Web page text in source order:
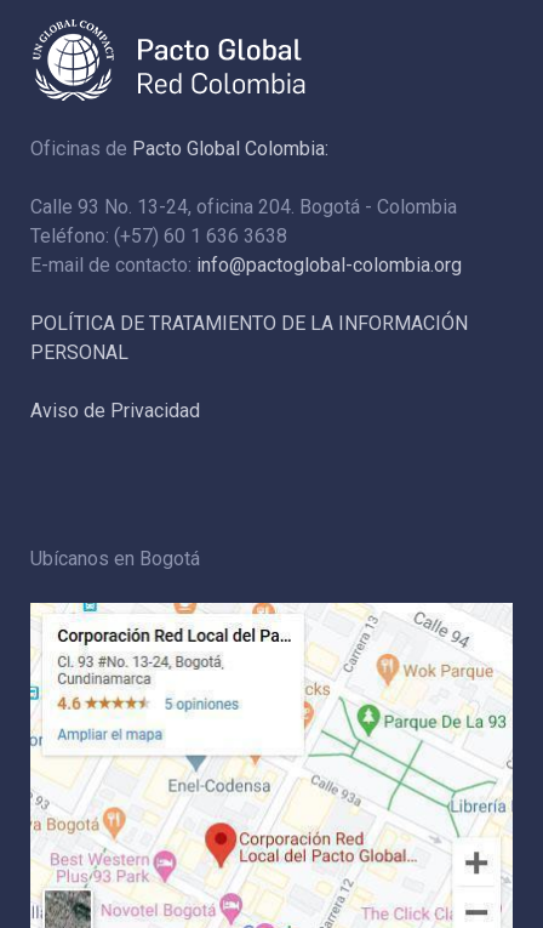
Oficinas de Pacto Global Colombia:
Calle 93 No. 13-24, oficina 204. Bogotá - Colombia
Teléfono: (+57) 60 1 636 3638
E-mail de contacto: info@pactoglobal-colombia.org
POLÍTICA DE TRATAMIENTO DE LA INFORMACIÓN
PERSONAL
Aviso de Privacidad
Ubícanos en Bogotá